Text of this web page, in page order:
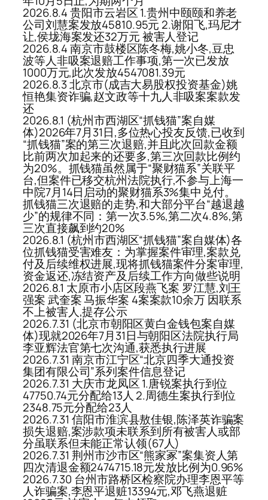
2026.8.4 贵阳市云岩区 1.贵州中颐颐和养老
公司刘慧案发放45810.95元 2.谢阳飞,玛尼才
让,侯垅海案发还32万元 被害人登记
2026.8.4 南京市鼓楼区陈冬梅,姚小冬,豆忠
波等人非吸案退赔工作事项,第一次已发放
1000万元,此次发放4547081.39元
2026.8.3 北京市(成吉大易股权投资基金)姚
恒艳集资诈骗,赵文政等十九人非吸案案款发
还
2026.8.1 (杭州市西湖区“抓钱猫”案自媒
体)2026年7月31日,多位热心投友反馈,已收到
“抓钱猫”案的第三次退赔,并且此次回款金额
比前两次加起来的还要多,第三次回款比例约
为20%。抓钱猫虽然属于“聚财猫系”关联平
台,但案件已移交杭州法院执行,不参与上海一
中院7月14日启动的聚财猫系3%集中兑付。
抓钱猫三次退赔的走势,和大部分平台“越退越
少”的规律不同：第一次3.5%,第二次4.8%,第
三次直接飙到约20%
2026.8.1 (杭州市西湖区“抓钱猫”案自媒体)各
位抓钱猫受害难友：为掌握案件审理,案款兑
付及后续维权进展,现将抓钱猫案件分案审理,
资金返还,冻结资产及后续工作方向做些说明
2026.8.1 太原市小店区段燕飞案 罗江慧,刘王
强案 武奎案 马振华案 4案案款10余万 因联系
不上被害人,提存公示
2026.7.31 (北京市朝阳区黄白金钱包案自媒
体)现就2026年7月31日与朝阳区法院执行局
李亚辉法官第七次沟通,获悉执行进展
2026.7.31 南京市江宁区“北京四季大通投资
集团有限公司”系列案件信息登记
2026.7.31 大庆市龙凤区 1.唐锐案执行到位
47750.74元分配给13人 2.周德生案执行到位
2348.75元分配给23人
2026.7.31 信阳市淮滨县敖佳银,陈泽英诈骗案
损失退赔,案涉款项未联系到所有被害人或部
分虽联系但未能正常认领(67人)
2026.7.31 荆州市沙市区“熊家冢”案集资人第
四次清退金额2474715.18元发放比例为0.96%
2026.7.30 台州市路桥区检察院办理李恩平等
人诈骗案,李恩平退赃13394元,邓飞燕退赃